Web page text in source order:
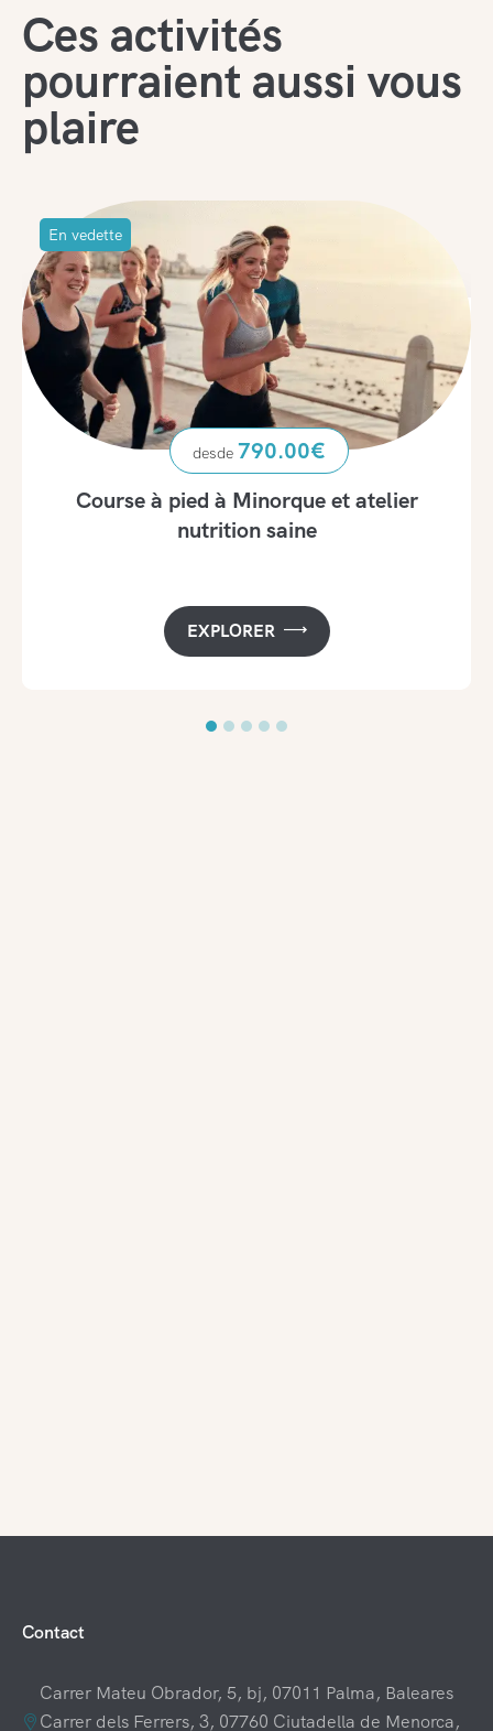
Ces activités
pourraient aussi vous
plaire
En vedette
Course à pied à Minorque et atelier
nutrition saine
790.00€
EXPLORER
Contact
Carrer Mateu Obrador, 5, bj, 07011 Palma, Baleares
Carrer dels Ferrers, 3, 07760 Ciutadella de Menorca,